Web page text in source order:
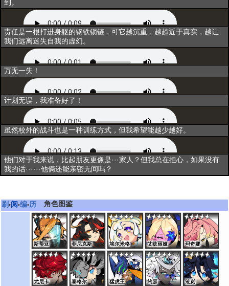
到。
超越
责任是一根打进身躯的钢铁锁链，可它越沉重，越趋近于真实，越让
我们远离迷失自我的虚幻。
释放技能
万无一失！
出战
计划无误，我准备好了！
资料一
虽然校外的战斗也是一种训练方式，但我希望能越少越好。
资料二
他们对于我来说，比起朋友更像是···家人？但我总在担心，如果没有
我的话······他俩还能亲密无间吗？
刷•阅•编•历 角色图鉴
斯蒂亚 菲尼克斯 埃尔米格 艾欧丽娅 玛奇娜
尤尼卡 泰格尔 猛虎王 约瑟 沧岚